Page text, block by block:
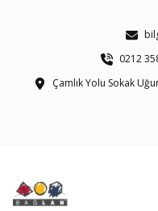
0212
Çamlık Yolu Sokak